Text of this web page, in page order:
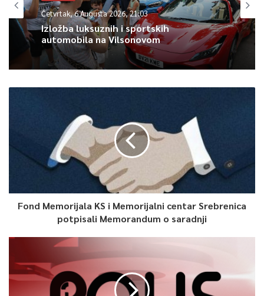
0
Article Rating
Četvrtak, 6 Augusta 2026, 21:03
Izložba luksuznih i sportskih
automobila na Vilsonovom
Fond Memorijala KS i Memorijalni centar Srebrenica
potpisali Memorandum o saradnji